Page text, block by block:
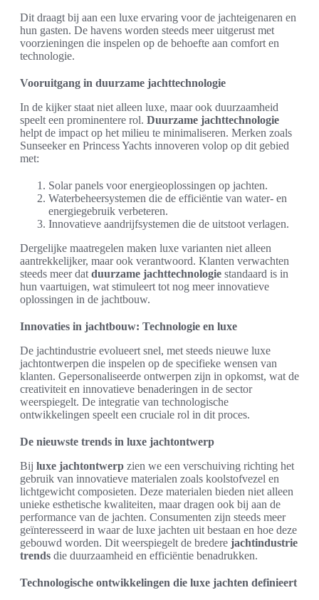
Dit draagt bij aan een luxe ervaring voor de jachteigenaren en
hun gasten. De havens worden steeds meer uitgerust met
voorzieningen die inspelen op de behoefte aan comfort en
technologie.
Vooruitgang in duurzame jachttechnologie
In de kijker staat niet alleen luxe, maar ook duurzaamheid
speelt een prominentere rol. Duurzame jachttechnologie
helpt de impact op het milieu te minimaliseren. Merken zoals
Sunseeker en Princess Yachts innoveren volop op dit gebied
met:
Solar panels voor energieoplossingen op jachten.
Waterbeheersystemen die de efficiëntie van water- en
energiegebruik verbeteren.
Innovatieve aandrijfsystemen die de uitstoot verlagen.
Dergelijke maatregelen maken luxe varianten niet alleen
aantrekkelijker, maar ook verantwoord. Klanten verwachten
steeds meer dat duurzame jachttechnologie standaard is in
hun vaartuigen, wat stimuleert tot nog meer innovatieve
oplossingen in de jachtbouw.
Innovaties in jachtbouw: Technologie en luxe
De jachtindustrie evolueert snel, met steeds nieuwe luxe
jachtontwerpen die inspelen op de specifieke wensen van
klanten. Gepersonaliseerde ontwerpen zijn in opkomst, wat de
creativiteit en innovatieve benaderingen in de sector
weerspiegelt. De integratie van technologische
ontwikkelingen speelt een cruciale rol in dit proces.
De nieuwste trends in luxe jachtontwerp
Bij luxe jachtontwerp zien we een verschuiving richting het
gebruik van innovatieve materialen zoals koolstofvezel en
lichtgewicht composieten. Deze materialen bieden niet alleen
unieke esthetische kwaliteiten, maar dragen ook bij aan de
performance van de jachten. Consumenten zijn steeds meer
geïnteresseerd in waar de luxe jachten uit bestaan en hoe deze
gebouwd worden. Dit weerspiegelt de bredere jachtindustrie
trends die duurzaamheid en efficiëntie benadrukken.
Technologische ontwikkelingen die luxe jachten definieert